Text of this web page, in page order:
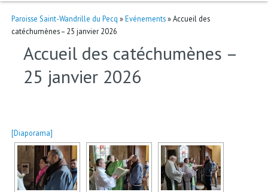
Paroisse Saint-Wandrille du Pecq »Evénements» Accueil des
catéchumènes – 25 janvier 2026
Accueil des catéchumènes –
25 janvier 2026
[Diaporama]